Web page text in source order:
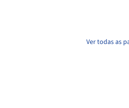
Ver todas as